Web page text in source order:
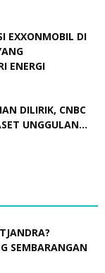
EXXONMOBIL DI
ENERGI
DILIRIK, CNBC
UNGGULAN...
SEMBARANGAN